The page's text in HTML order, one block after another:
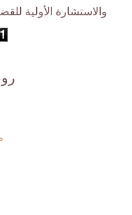
والاستشارة الأولية